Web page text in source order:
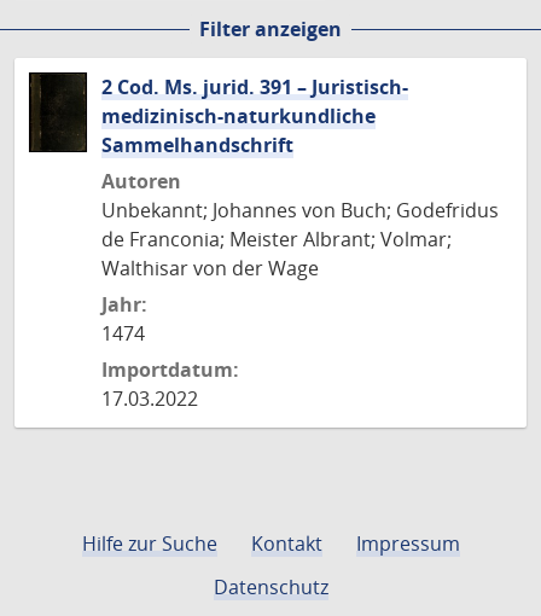
Filter anzeigen
2 Cod. Ms. jurid. 391 – Juristisch-
medizinisch-naturkundliche
Sammelhandschrift
Autoren
Unbekannt; Johannes von Buch; Godefridus
de Franconia; Meister Albrant; Volmar;
Walthisar von der Wage
Jahr:
1474
Importdatum:
17.03.2022
Hilfe zur Suche Kontakt
Impressum
Datenschutz